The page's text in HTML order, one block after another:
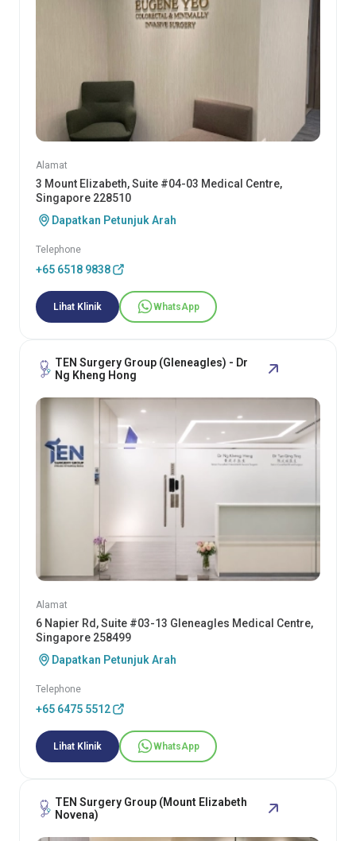
Alamat
3 Mount Elizabeth, Suite #04-03 Medical Centre,
Singapore 228510
Dapatkan Petunjuk Arah
Telephone
+65 6518 9838
Lihat Klinik WhatsApp
TEN Surgery Group (Gleneagles) - Dr
Ng Kheng Hong
Alamat
6 Napier Rd, Suite #03-13 Gleneagles Medical Centre,
Singapore 258499
Dapatkan Petunjuk Arah
Telephone
+65 6475 5512
Lihat Klinik WhatsApp
TEN Surgery Group (Mount Elizabeth
Novena)